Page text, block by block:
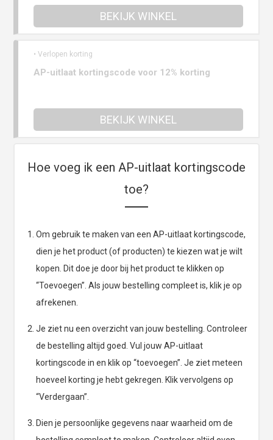
BEKIJK WINKEL
• Verlopen korting
AP-uitlaat kortingscode voor 12% korting
BEKIJK WINKEL
Hoe voeg ik een AP-uitlaat kortingscode
toe?
Om gebruik te maken van een AP-uitlaat kortingscode,
dien je het product (of producten) te kiezen wat je wilt
kopen. Dit doe je door bij het product te klikken op
“Toevoegen”. Als jouw bestelling compleet is, klik je op
afrekenen.
Je ziet nu een overzicht van jouw bestelling. Controleer
de bestelling altijd goed. Vul jouw AP-uitlaat
kortingscode in en klik op “toevoegen”. Je ziet meteen
hoeveel korting je hebt gekregen. Klik vervolgens op
“Verdergaan”.
Dien je persoonlijke gegevens naar waarheid om de